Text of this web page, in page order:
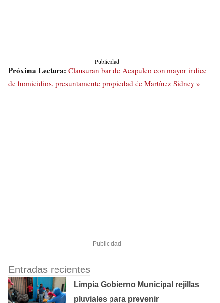
Publicidad
Próxima Lectura: Clausuran bar de Acapulco con mayor indice
de homicidios, presuntamente propiedad de Martínez Sidney »
Publicidad
Entradas recientes
Limpia Gobierno Municipal rejillas
pluviales para prevenir